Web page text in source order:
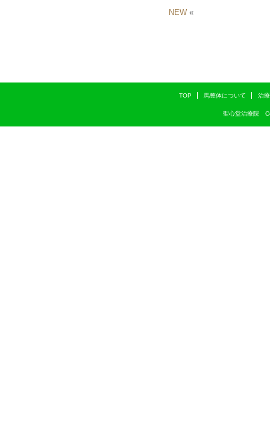
NEW «
TOP 馬整体について 治
聖心堂治療院